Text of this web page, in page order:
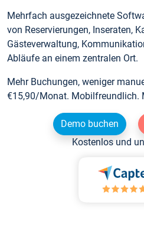
Mehrfach ausgezeichnete
von Reservierungen, Inseraten,
Gästeverwaltung,
Abläufe an einem zentralen Ort.
Mehr Buchungen, weniger
€15,90/Monat. Mobilfreundlich.
Demo buchen
Kostenlos und